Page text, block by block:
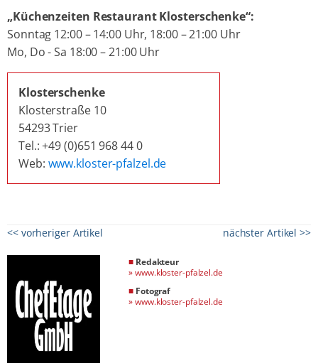
„Küchenzeiten Restaurant Klosterschenke“:
Sonntag 12:00 – 14:00 Uhr, 18:00 – 21:00 Uhr
Mo, Do - Sa 18:00 – 21:00 Uhr
Klosterschenke
Klosterstraße 10
54293 Trier
Tel.: +49 (0)651 968 44 0
Web: www.kloster-pfalzel.de
<< vorheriger Artikel nächster Artikel >>
■ Redakteur
»www.kloster-pfalzel.de
■ Fotograf
»www.kloster-pfalzel.de